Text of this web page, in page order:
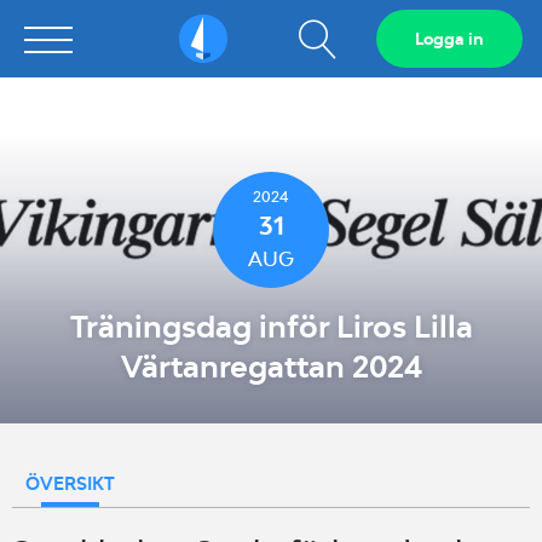
Sailarena Visa
sökfält
Logga in
2024
31
AUG
Träningsdag inför Liros Lilla
Värtanregattan 2024
ÖVERSIKT